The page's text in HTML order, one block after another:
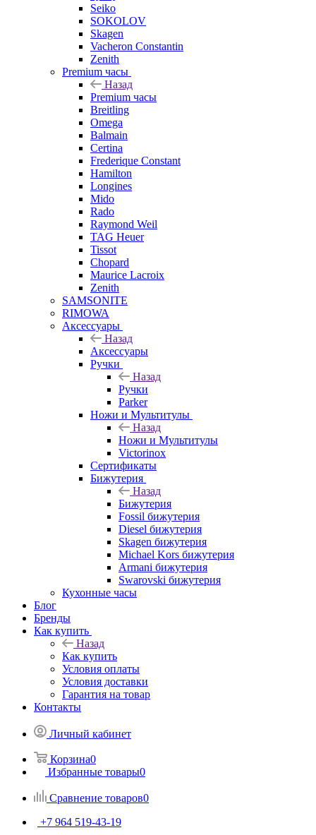
Seiko
SOKOLOV
Skagen
Vacheron Constantin
Zenith
Premium часы
Назад
Premium часы
Breitling
Omega
Balmain
Certina
Frederique Constant
Hamilton
Longines
Mido
Rado
Raymond Weil
TAG Heuer
Tissot
Chopard
Maurice Lacroix
Zenith
SAMSONITE
RIMOWA
Аксессуары
Назад
Аксессуары
Ручки
Назад
Ручки
Parker
Ножи и Мультитулы
Назад
Ножи и Мультитулы
Victorinox
Сертификаты
Бижутерия
Назад
Бижутерия
Fossil бижутерия
Diesel бижутерия
Skagen бижутерия
Michael Kors бижутерия
Armani бижутерия
Swarovski бижутерия
Кухонные часы
Блог
Бренды
Как купить
Назад
Как купить
Условия оплаты
Условия доставки
Гарантия на товар
Контакты
Личный кабинет
Корзина0
Избранные товары0
Сравнение товаров0
+7 964 519-43-19